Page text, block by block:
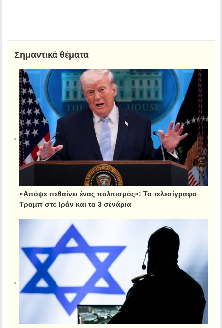
Σημαντικά θέματα
«Απόψε πεθαίνει ένας πολιτισμός»: Το τελεσίγραφο
Τραμπ στο Ιράν και τα 3 σενάρια